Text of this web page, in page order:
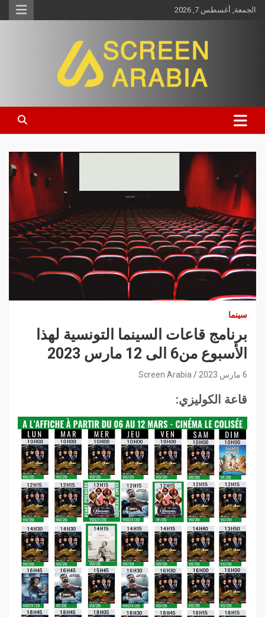
الجمعة, أغسطس 7, 2026
Screen Arabia
سينما
برنامج قاعات السينما التونسية لهذا
الأسبوع من6 الى 12 مارس 2023
6 مارس 2023 Screen Arabia
قاعة الكوليزي: